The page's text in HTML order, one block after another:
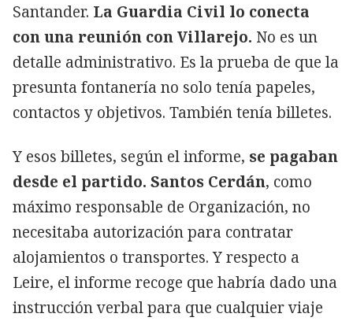
Santander. La Guardia Civil lo conecta
con una reunión con Villarejo. No es un
detalle administrativo. Es la prueba de que la
presunta fontanería no solo tenía papeles,
contactos y objetivos. También tenía billetes.
Y esos billetes, según el informe, se pagaban
desde el partido. Santos Cerdán, como
máximo responsable de Organización, no
necesitaba autorización para contratar
alojamientos o transportes. Y respecto a
Leire, el informe recoge que habría dado una
instrucción verbal para que cualquier viaje